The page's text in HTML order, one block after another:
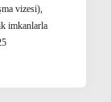
vizesi),
imkanlarla